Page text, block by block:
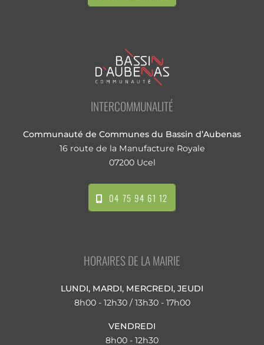
INTERCOMMUNALITÉ
Communauté de Communes du Bassin d’Aubenas
16 route de la Manufacture Royale
07200 Ucel
04 75 94 61 12
HORAIRES DE LA MAIRIE
LUNDI, MARDI, MERCREDI, JEUDI
8h00 - 12h30 / 13h30 - 17h00
VENDREDI
8h00 - 12h30